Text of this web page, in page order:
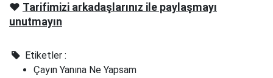
❤️ Tarifimizi arkadaşlarınız ile paylaşmayı
unutmayın
Etiketler :
Çayın Yanına Ne Yapsam